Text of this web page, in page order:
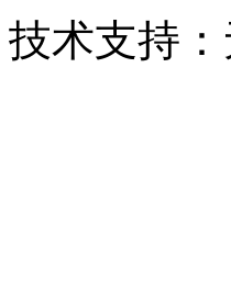
技术支持